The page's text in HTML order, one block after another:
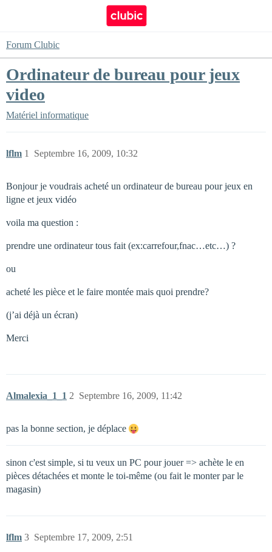
Forum Clubic
Ordinateur de bureau pour jeux
video
Matériel informatique
lflm Septembre 16, 2009, 10:32
1
Bonjour je voudrais acheté un ordinateur de bureau pour jeux en
ligne et jeux vidéo
voila ma question :
prendre une ordinateur tous fait (ex:carrefour,fnac…etc…) ?
ou
acheté les pièce et le faire montée mais quoi prendre?
(j’ai déjà un écran)
Merci
Almalexia_1_1 Septembre 16, 2009, 11:42
2
pas la bonne section, je déplace
sinon c'est simple, si tu veux un PC pour jouer => achète le en
pièces détachées et monte le toi-même (ou fait le monter par le
magasin)
lflm Septembre 17, 2009, 2:51
3